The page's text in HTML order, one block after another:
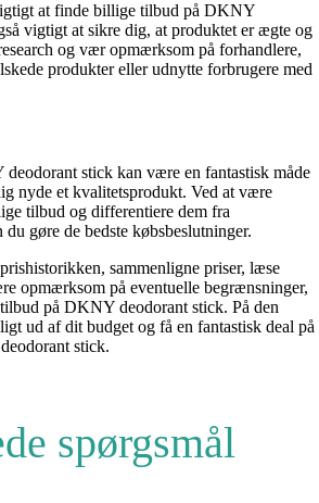
at finde billige tilbud på DKNY
vigtigt at sikre dig, at produktet er ægte og
og vær opmærksom på forhandlere,
produkter eller udnytte forbrugere med
stick kan være en fantastisk måde
nyde et kvalitetsprodukt. Ved at være
tilbud og differentiere dem fra
gøre de bedste købsbeslutninger.
sammenligne priser, læse
opmærksom på eventuelle begrænsninger,
på DKNY deodorant stick. På den
ud af dit budget og få en fantastisk deal på
stick.
spørgsmål